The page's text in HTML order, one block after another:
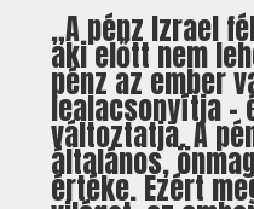
„A pénz Izrael
aki előtt nem
pénz az ember
lealacsonyítja –
változtatja. A
általános,
értéke. Ezért